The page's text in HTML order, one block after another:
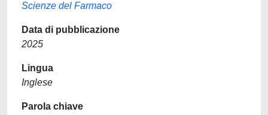
Scienze del Farmaco
Data di pubblicazione
2025
Lingua
Inglese
Parola chiave